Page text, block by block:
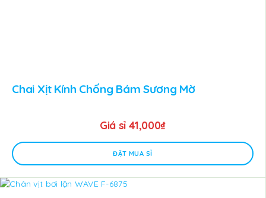
Chai Xịt Kính Chống Bám Sương Mờ
Giá sỉ 41,000₫
ĐẶT MUA SỈ